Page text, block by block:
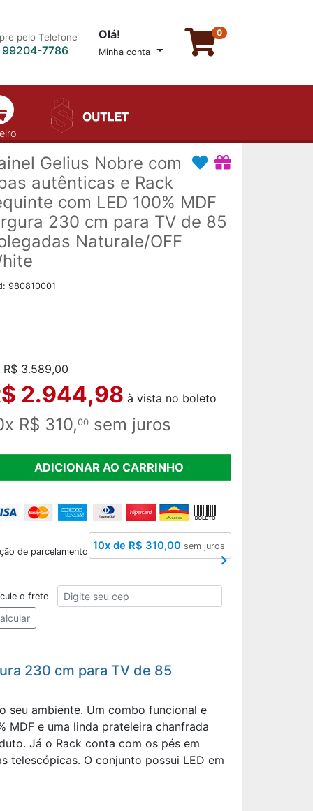
pelo Telefone
99204-7786
Olá!
Minha conta
0
Gelius Nobre com
autênticas e Rack
com LED 100% MDF
230 cm para TV de 85
Naturale/OFF
980810001
R$ 3.589,00
2.944,98 à vista no boleto
R$ 310,00 sem juros
ADICIONAR AO CARRINHO
de parcelamento 10x de R$ 310,00 sem juros
o freteCEP
230 cm para TV de 85
seu ambiente. Um combo funcional e
MDF e uma linda prateleira chanfrada
Já o Rack conta com os pés em
telescópicas. O conjunto possui LED em